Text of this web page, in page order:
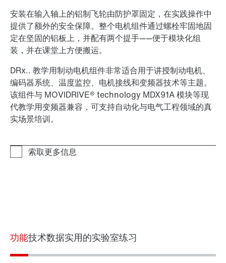
安装在输入轴上的铝制飞轮由防护罩固定，在实践操作中
提供了额外的安全保障。整个电机组件通过螺栓牢固地固
定在坚固的铝板上，并配有两个提手——便于模块化组
装，并在课堂上方便搬运。
DRx.. 教学用制动电机组件非常适合用于讲授制动电机、
编码器系统、温度监控、电机接线和变频器技术等主题。
该组件与 MOVIDRIVE® technology MDX91A 模块等现
代教学用变频器兼容，可支持自动化与电气工程领域的真
实场景培训。
功能技术数据实用的实验室练习